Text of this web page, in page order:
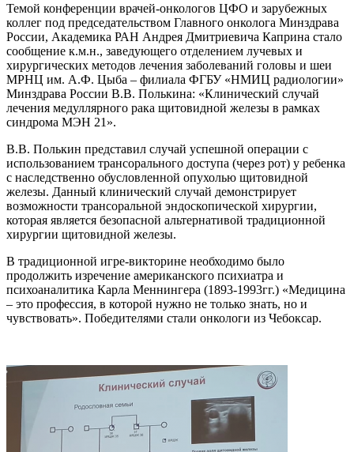
Темой конференции врачей-онкологов ЦФО и зарубежных
коллег под председательством Главного онколога Минздрава
России, Академика РАН Андрея Дмитриевича Каприна стало
сообщение к.м.н., заведующего отделением лучевых и
хирургических методов лечения заболеваний головы и шеи
МРНЦ им. А.Ф. Цыба – филиала ФГБУ «НМИЦ радиологии»
Минздрава России В.В. Полькина: «Клинический случай
лечения медуллярного рака щитовидной железы в рамках
синдрома МЭН 21».
В.В. Полькин представил случай успешной операции с
использованием трансорального доступа (через рот) у ребенка
с наследственно обусловленной опухолью щитовидной
железы. Данный клинический случай демонстрирует
возможности трансоральной эндоскопической хирургии,
которая является безопасной альтернативой традиционной
хирургии щитовидной железы.
В традиционной игре-викторине необходимо было
продолжить изречение американского психиатра и
психоаналитика Карла Меннингера (1893-1993гг.) «Медицина
– это профессия, в которой нужно не только знать, но и
чувствовать». Победителями стали онкологи из Чебоксар.